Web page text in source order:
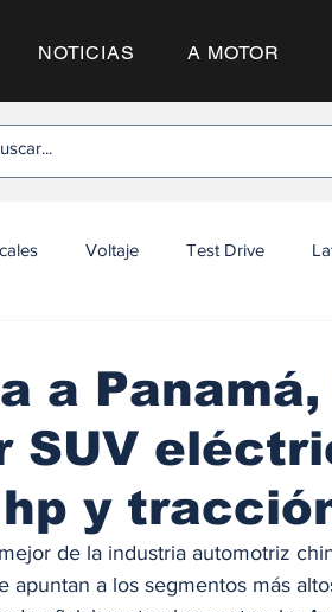
NOTICIAS A MOTOR
Voltaje Test Drive
a Panamá,
SUV
y
de la industria automotriz
apuntan a los segmentos más